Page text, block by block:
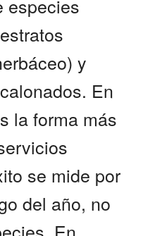
especies
y
En
la forma más
se mide por
del año, no